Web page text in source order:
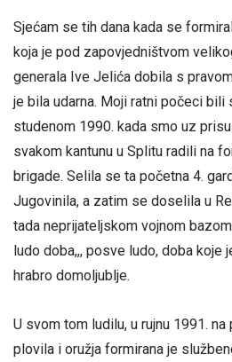
Sjećam se tih dana kada se
koja je pod zapovjedništvom
generala Ive Jelića dobila s
je bila udarna. Moji ratni počeci
studenom 1990. kada smo uz
svakom kantunu u Splitu radili na
brigade. Selila se ta početna 4.
Jugovinila, a zatim se doselila u
tada neprijateljskom vojnom
ludo doba,,, posve ludo, doba koje
hrabro domoljublje.
U svom tom ludilu, u rujnu 1991.
plovila i oružja formirana je